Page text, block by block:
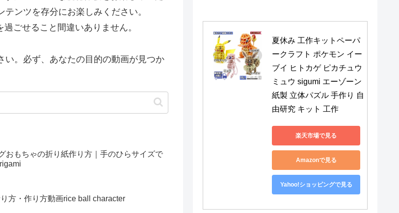
ンツを存分にお楽しみください。
ごせること間違いありません。
。必ず、あなたの目的の動画が見つか
おもちゃの折り紙作り方｜手のひらサイズで
方・作り方動画rice ball character
夏休み 工作キットペーパ
ークラフト ポケモン イー
ブイ ヒトカゲ ピカチュウ
ミュウ sigumi エーゾーン
紙製 立体パズル 手作り 自
由研究 キット 工作
楽天市場で見る
Amazonで見る
Yahoo!ショッピングで見る